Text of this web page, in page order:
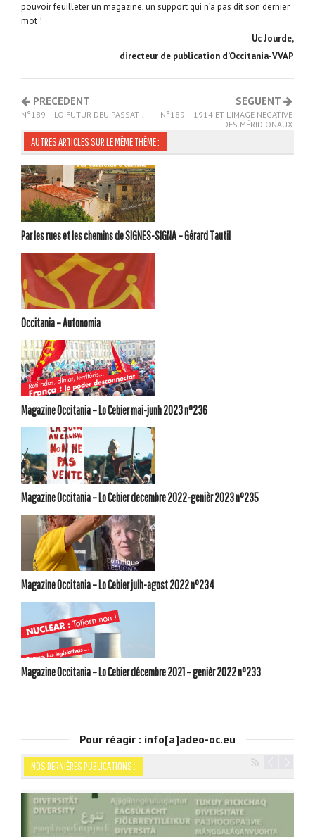
pouvoir feuilleter un magazine, un support qui n’a pas dit son dernier
mot !
Uc Jourde,
directeur de publication d’Occitania-VVAP
PRECEDENT
N°189 – LO FUTUR DEU PASSAT !
SEGUENT
N°189 – 1914 ET L’IMAGE NÉGATIVE
DES MÉRIDIONAUX
AUTRES ARTICLES SUR LE MÊME THÈME :
Par les rues et les chemins de SIGNES-SIGNA – Gérard Tautil
Occitania – Autonomia
Magazine Occitania – Lo Cebier mai-junh 2023 n°236
Magazine Occitania – Lo Cebier decembre 2022-genièr 2023 n°235
Magazine Occitania – Lo Cebier julh-agost 2022 n°234
Magazine Occitania – Lo Cebier décembre 2021 – genièr 2022 n°233
Pour réagir : info[a]adeo-oc.eu
NOS DERNIÈRES PUBLICATIONS :
Navigation